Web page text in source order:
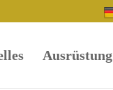
Ausrüstung